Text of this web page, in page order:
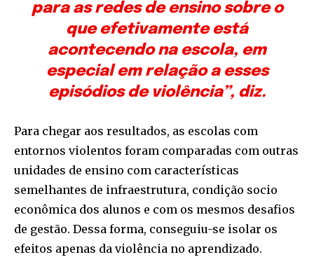
para as redes de ensino sobre o
que efetivamente está
acontecendo na escola, em
especial em relação a esses
episódios de violência”, diz.
Para chegar aos resultados, as escolas com
entornos violentos foram comparadas com outras
unidades de ensino com características
semelhantes de infraestrutura, condição socio
econômica dos alunos e com os mesmos desafios
de gestão. Dessa forma, conseguiu-se isolar os
efeitos apenas da violência no aprendizado.